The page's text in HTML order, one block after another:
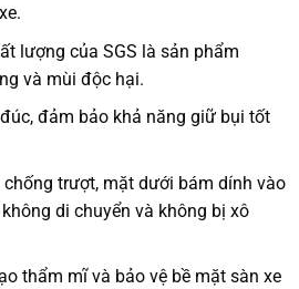
lượng của SGS là sản phẩm
và mùi độc hại.
đảm bảo khả năng giữ bụi tốt
trượt, mặt dưới bám dính vào
di chuyển và không bị xô
thẩm mĩ và bảo vệ bề mặt sàn xe